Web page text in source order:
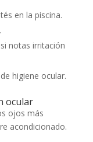
en la piscina.
notas irritación
higiene ocular.
ocular
ojos más
acondicionado.